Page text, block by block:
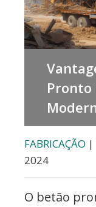
texteis,
produtos
químicos
farmacêuticos
mobiliário
colchões,
etc..
Pronto
FABRICAÇÃO |
2024
O betão